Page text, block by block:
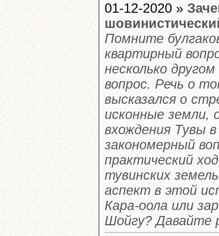
01-12-2020 »
Помните
квартирный
несколько
вопрос. Речь о
высказался о
исконные земли,
вхождения Тувы
закономерный
практический
тувинских
аспект в этой
Кара-оола или
Шойгу? Давайте